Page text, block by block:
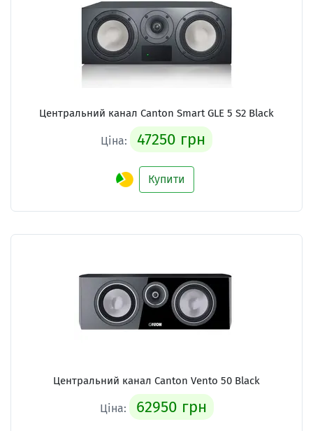
Центральний канал Canton Smart GLE 5 S2 Black
Ціна: 47250 грн
Купити
Центральний канал Canton Vento 50 Black
Ціна: 62950 грн